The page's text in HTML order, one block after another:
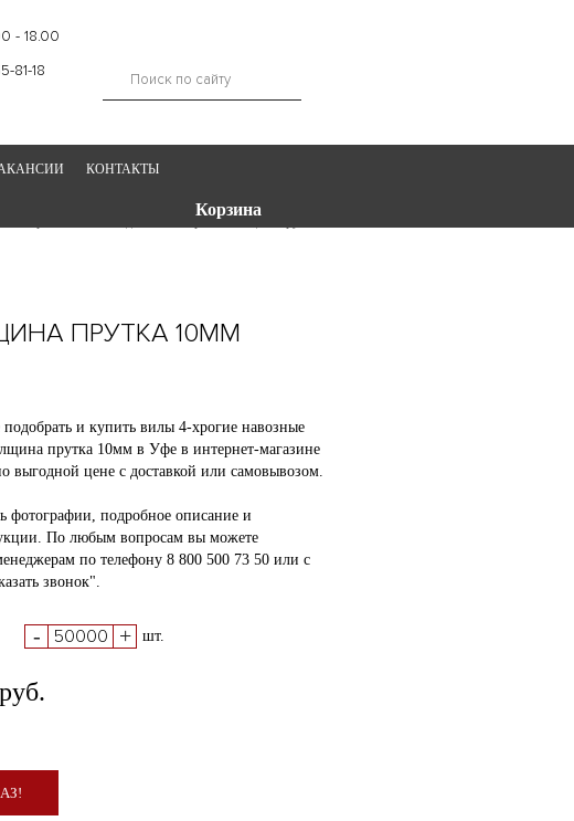
- 18.00
81-18
КОНТАКТЫ
Корзина
4-хрогие навозные длинные сварные, толщина прутка 10мм
ПРУТКА 10ММ
и купить вилы 4-хрогие навозные
прутка 10мм в Уфе в интернет-магазине
выгодной цене с доставкой или самовывозом.
фотографии, подробное описание и
По любым вопросам вы можете
по телефону 8 800 500 73 50 или с
звонок".
- + шт.
руб.